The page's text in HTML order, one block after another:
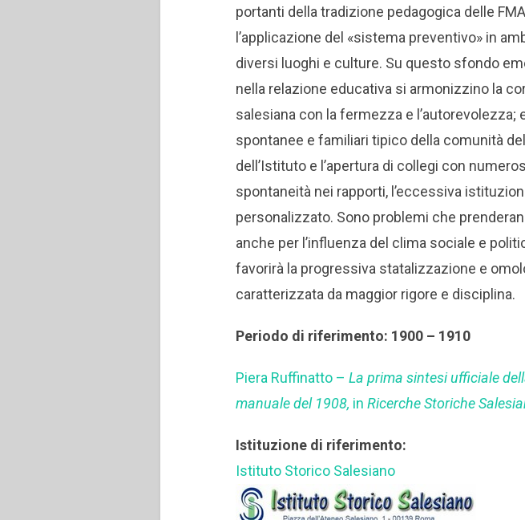
portanti della tradizione pedagogica delle
l’applicazione del «sistema preventivo» in
diversi luoghi e culture. Su questo sfondo
nella relazione educativa si armonizzino la
salesiana con la fermezza e
spontanee e familiari tipico della comunità
dell’Istituto e l’apertura di collegi con
spontaneità nei rapporti, l’eccessiva
personalizzato. Sono problemi che
anche per l’influenza del clima sociale e
favorirà la progressiva statalizzazione e
caratterizzata da maggior rigore e disciplina.
Periodo di riferimento: 1900 – 1910
Piera Ruffinatto –La prima sintesi ufficiale
manuale del 1908, inRicerche Storiche
Istituzione di riferimento:
Istituto Storico Salesiano